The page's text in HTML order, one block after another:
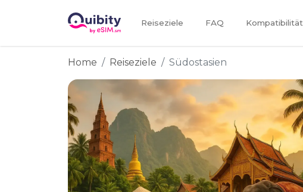
Reiseziele FAQ Kompatibilität
Home Reiseziele Südostasien